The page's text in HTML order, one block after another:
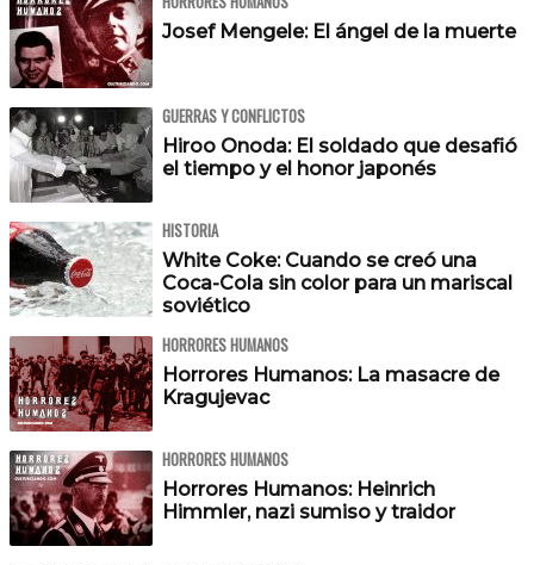
Josef Mengele: El ángel de la muerte
GUERRAS Y CONFLICTOS
Hiroo Onoda: El soldado que desafió
el tiempo y el honor japonés
HISTORIA
White Coke: Cuando se creó una
Coca-Cola sin color para un mariscal
soviético
HORRORES HUMANOS
Horrores Humanos: La masacre de
Kragujevac
HORRORES HUMANOS
Horrores Humanos: Heinrich
Himmler, nazi sumiso y traidor